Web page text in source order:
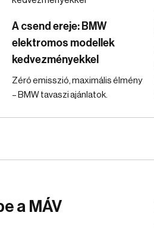
A csend ereje: BMW
elektromos modellek
kedvezményekkel
Zéró emisszió, maximális élmény
– BMW tavaszi ajánlatok.
a MÁV